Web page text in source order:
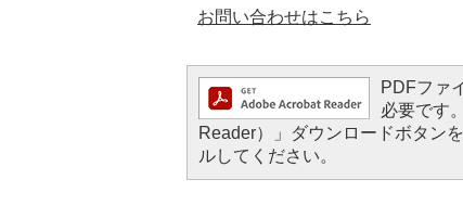
お問い合わせはこちら
PDFファ
必要です
Reader）」ダウンロードボタン
ルしてください。